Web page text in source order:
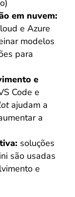
em nuvem:
e Azure
modelos
para
e
Code e
ajudam a
a
soluções
são usadas
e